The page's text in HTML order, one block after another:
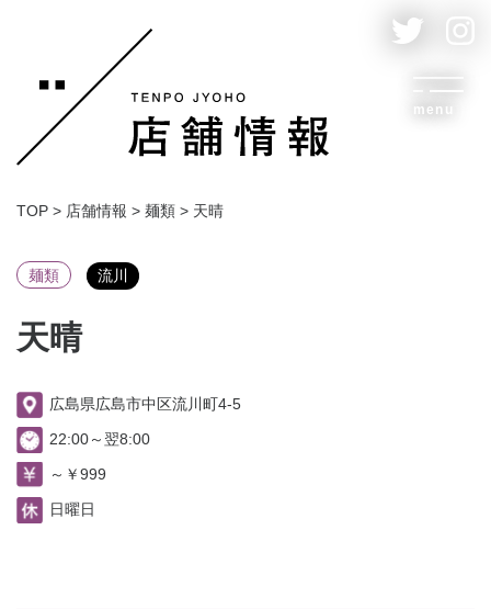
menu
TOP > 店舗情報 > 麺類 > 天晴
麺類 流川
天晴
広島県広島市中区流川町4-5
22:00～翌8:00
～￥999
日曜日